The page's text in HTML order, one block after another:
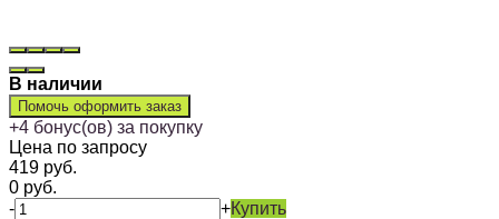
В наличии
Помочь оформить заказ
+4 бонус(ов) за покупку
Цена по запросу
419 руб.
0 руб.
-
+Купить